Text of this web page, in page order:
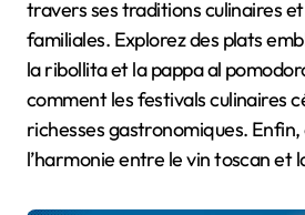
travers ses traditions culinaires
familiales. Explorez des plats
la ribollita et la pappa al
comment les festivals culinaires
richesses gastronomiques.
l’harmonie entre le vin toscan et